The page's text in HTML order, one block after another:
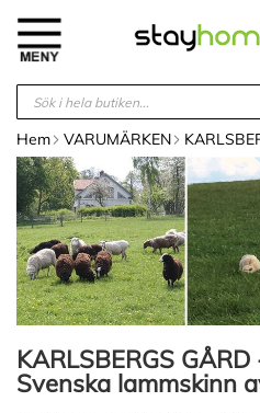
innehållet
Hem VARUMÄRKEN
KARLSBERGS
Svenska lammskinn